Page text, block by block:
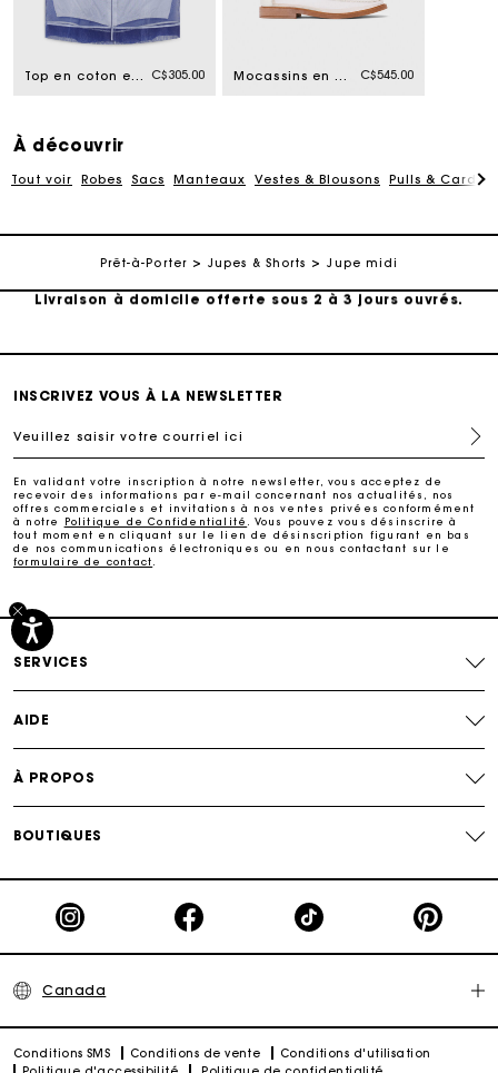
Top en coton et organza amovible C$305.00 Mocassins en cuir et mesh C$545.00
À découvrir
Tout voir Robes Sacs Manteaux Vestes & Blousons Pulls &
Prêt-à-Porter Jupes & Shorts Jupe midi
Livraison à domicile offerte sous 2 à 3 jours ouvrés.
Paiement sécurisé
Livraison à domicile offerte sous 2 à 3 jours ouvrés.
Paiement sécurisé
INSCRIVEZ VOUS À LA NEWSLETTER
Veuillez saisir votre courriel ici
En validant votre inscription à notre newsletter, vous acceptez de
recevoir des informations par e-mail concernant nos actualités, nos
offres commerciales et invitations à nos ventes privées conformément
à notre
Politique de Confidentialité
. Vous pouvez vous désinscrire à
tout moment en cliquant sur le lien de désinscription figurant en bas
de nos communications électroniques ou en nous contactant sur le
formulaire de contact
SERVICES
AIDE
À PROPOS
BOUTIQUES
Canada
Conditions SMS Conditions de vente
Conditions d'utilisation